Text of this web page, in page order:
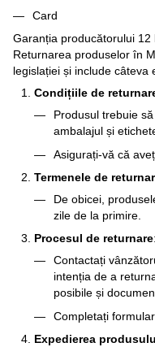
Card
Garanția producătorului 12
Returnarea produselor în
legislației și include câteva
Condițiile de
Produsul trebuie
ambalajul și
Asigurați-vă că
Termenele de
De obicei,
zile de la primire.
Procesul de returnare:
Contactați
intenția de a
posibile și
Completați
Expedierea